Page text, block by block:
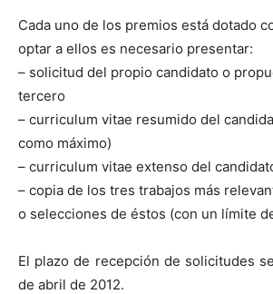
Cada uno de los premios está dotado
optar a ellos es necesario presentar:
– solicitud del propio candidato o
tercero
– curriculum vitae resumido del
como máximo)
– curriculum vitae extenso del
– copia de los tres trabajos más
o selecciones de éstos (con un límite
El plazo de recepción de solicitudes
de abril de 2012.